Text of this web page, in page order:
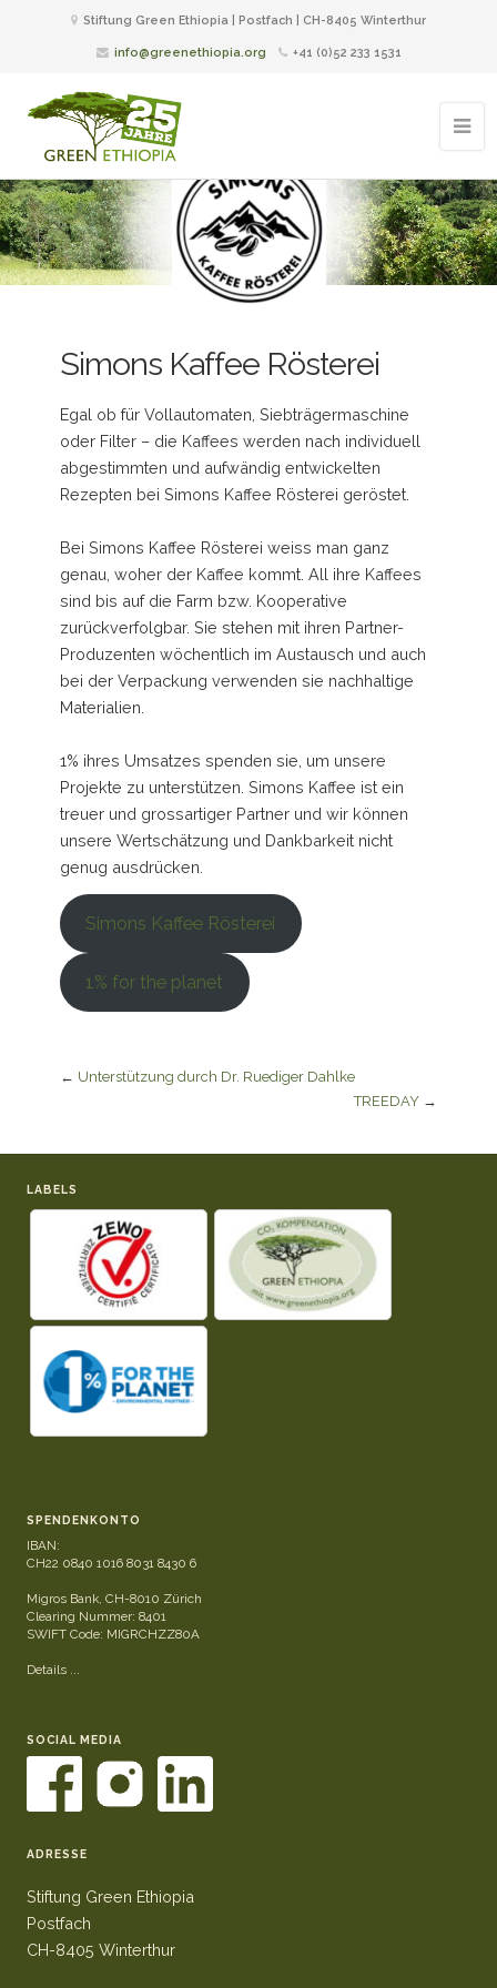
Stiftung Green Ethiopia | Postfach | CH-8405 Winterthur
info@greenethiopia.org +41 (0)52 233 1531
Simons Kaffee Rösterei
Egal ob für Vollautomaten, Siebträgermaschine
oder Filter – die Kaffees werden nach individuell
abgestimmten und aufwändig entwickelten
Rezepten bei Simons Kaffee Rösterei geröstet.
Bei Simons Kaffee Rösterei weiss man ganz
genau, woher der Kaffee kommt. All ihre Kaffees
sind bis auf die Farm bzw. Kooperative
zurückverfolgbar. Sie stehen mit ihren Partner-
Produzenten wöchentlich im Austausch und auch
bei der Verpackung verwenden sie nachhaltige
Materialien.
1% ihres Umsatzes spenden sie, um unsere
Projekte zu unterstützen. Simons Kaffee ist ein
treuer und grossartiger Partner und wir können
unsere Wertschätzung und Dankbarkeit nicht
genug ausdrücken.
Simons Kaffee Rösterei
1% for the planet
← Unterstützung durch Dr. Ruediger Dahlke
TREEDAY →
LABELS
SPENDENKONTO
IBAN:
CH22 0840 1016 8031 8430 6
Migros Bank, CH-8010 Zürich
Clearing Nummer: 8401
SWIFT Code: MIGRCHZZ80A
Details ...
SOCIAL MEDIA
ADRESSE
Stiftung Green Ethiopia
Postfach
CH-8405 Winterthur